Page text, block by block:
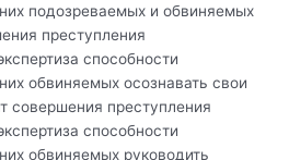
подозреваемых и обвиняемых
преступления
способности
обвиняемых осознавать свои
совершения преступления
способности
обвиняемых руководить